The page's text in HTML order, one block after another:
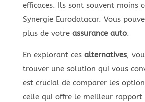
efficaces. Ils sont souvent moins
Synergie Eurodatacar. Vous
plus de votre assurance auto.
En explorant ces alternatives,
trouver une solution qui vous
est crucial de comparer les
celle qui offre le meilleur